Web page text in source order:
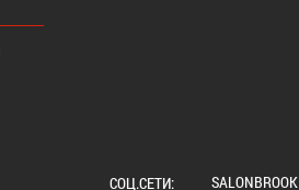
СОЦ.СЕТИ: SALONBROOK